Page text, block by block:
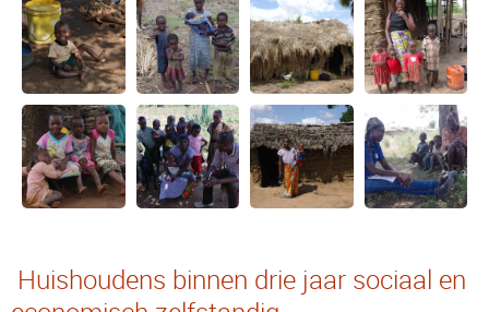
Huishoudens binnen drie jaar sociaal en